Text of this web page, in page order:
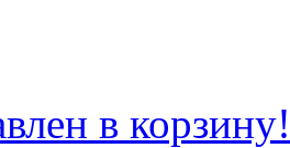
в корзину!